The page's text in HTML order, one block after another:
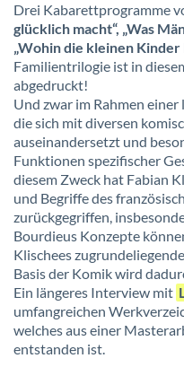
Drei Kabarettprogramme
glücklich macht“, „Was
„Wohin die kleinen Kinder
Familientrilogie ist in
abgedruckt!
Und zwar im Rahmen
die sich mit diversen
auseinandersetzt und
Funktionen spezifischer
diesem Zweck hat Fabian
und Begriffe des
zurückgegriffen,
Bourdieus Konzepte
Klischees
Basis der Komik wird
Ein längeres Interview mit
umfangreichen
welches aus einer
entstanden ist.